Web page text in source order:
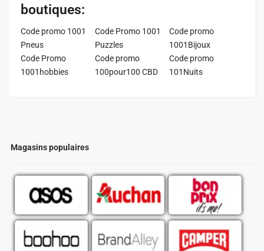
Magasins populaires
boutiques:
Code promo 1001
Pneus
Code Promo 1001
Puzzles
Code promo
1001Bijoux
Code Promo
1001hobbies
Code promo
100pour100 CBD
Code promo
101Nuits